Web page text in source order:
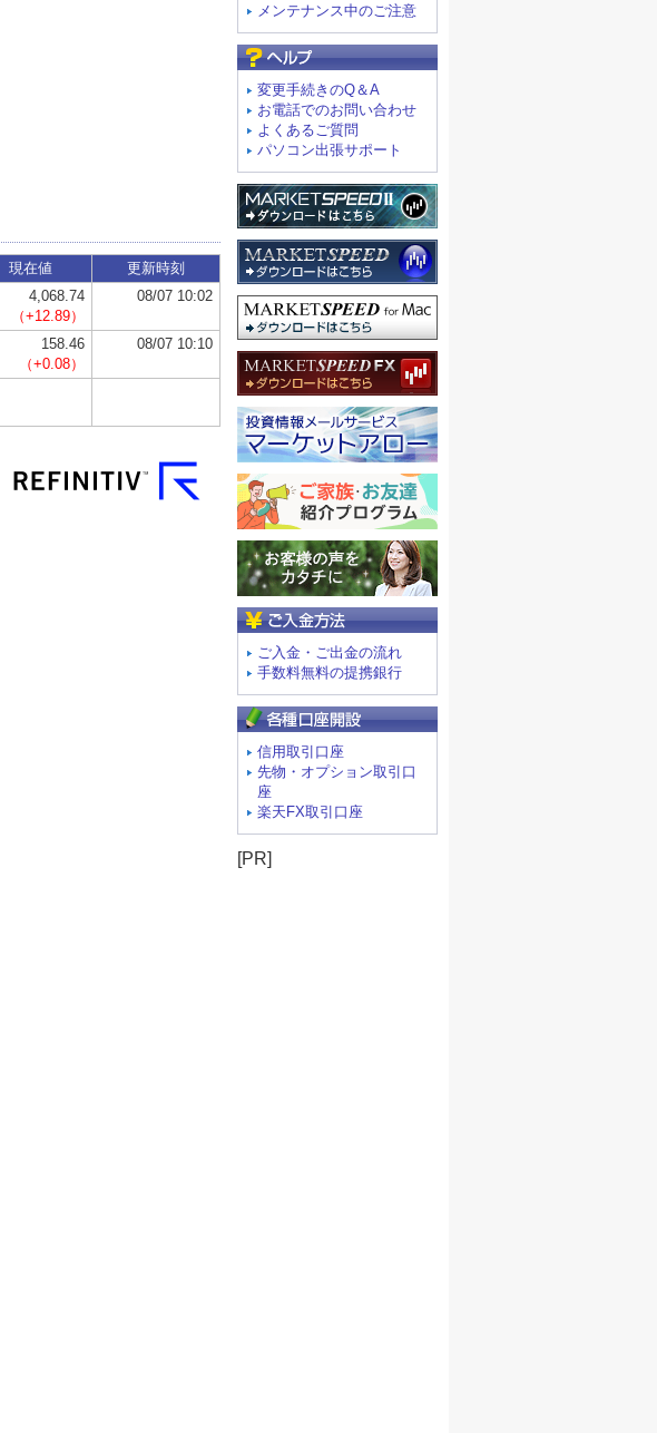
メンテナンス中のご注意
変更手続きのQ＆A
お電話でのお問い合わせ
よくあるご質問
パソコン出張サポート
ご入金・ご出金の流れ
手数料無料の提携銀行
信用取引口座
先物・オプション取引口
座
楽天FX取引口座
[PR]